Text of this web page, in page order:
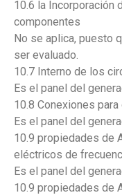
10.6 la Incorporación
componentes
No se aplica, puesto
ser evaluado.
10.7 Interno de los
Es el panel del
10.8 Conexiones
Es el panel del
10.9 propiedades de
eléctricos de
Es el panel del
10.9 propiedades de